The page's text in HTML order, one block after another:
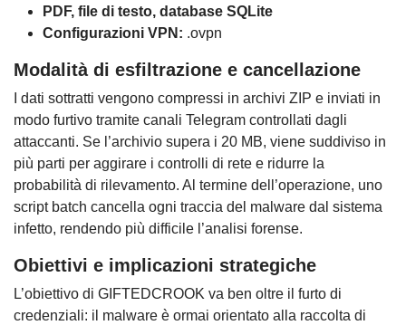
PDF, file di testo, database SQLite
Configurazioni VPN: .ovpn
Modalità di esfiltrazione e cancellazione
I dati sottratti vengono compressi in archivi ZIP e inviati in
modo furtivo tramite canali Telegram controllati dagli
attaccanti. Se l’archivio supera i 20 MB, viene suddiviso in
più parti per aggirare i controlli di rete e ridurre la
probabilità di rilevamento. Al termine dell’operazione, uno
script batch cancella ogni traccia del malware dal sistema
infetto, rendendo più difficile l’analisi forense.
Obiettivi e implicazioni strategiche
L’obiettivo di GIFTEDCROOK va ben oltre il furto di
credenziali: il malware è ormai orientato alla raccolta di